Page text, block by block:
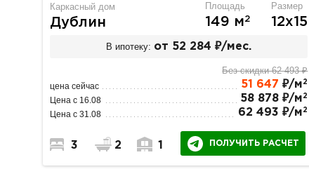
Каркасный дом
Дублин
Площадь
149 м2
Размер
12х15
В ипотеку: от 52 284 ₽/мес.
Без скидки 62 493 ₽
цена сейчас 51 647 ₽/м 2
Цена с 16.08 58 878 ₽/м 2
Цена с 31.08 62 493 ₽/м 2
3 2 1 ПОЛУЧИТЬ РАСЧЕТ